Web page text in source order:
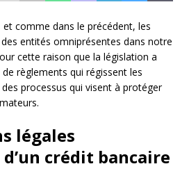
comme dans le précédent, les
entités omniprésentes dans notre
cette raison que la législation a
règlements qui régissent les
processus qui visent à protéger
légales
crédit bancaire